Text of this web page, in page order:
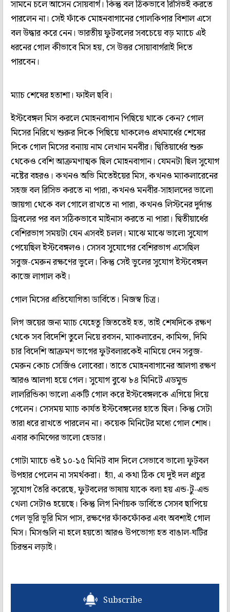
সামনে চলে আসেন সোয়বার্গ। কিন্তু বল ঠিকভাবে রিসিভই করতে
পারলেন না। সেই ফাঁকে মোহনবাগানের গোলকিপার বিশাল এসে
বল উদ্ধার করে নেন। ভারতীয় ফুটবলের সবচেয়ে বড় ম্যাচে এই
ধরনের গোল কীভাবে মিস হয়, সে উত্তর সোয়াবার্গরাই দিতে
পারবেন।
ম্যাচ শেষের হতাশা। ফাইল ছবি।
ইস্টবেঙ্গল মিস করলে মোহনবাগান পিছিয়ে থাকে কেন? গোল
মিসের নিরিখে শুরুর দিকে পিছিয়ে থাকলেও প্রথমার্ধের শেষের
দিকে গোল মিসের বন্যায় নাম লেখান মনবীর। দ্বিতিয়ার্ধের শুরু
থেকেও বেশি আক্রমণাত্মক ছিল মোহনবাগান। যেমনটা ছিল সুযোগ
নষ্টের বহরও। কখনও অভি মিতেইয়ের মিস, কখনও ম্যাকলারেনের
সহজ বল রিসিভ করতে না পারা, কখনও মনবীর-সাহালদের ভালো
জায়গা থেকে বল গোলে রাখতে না পারা, কখনও লিস্টনের দুর্দান্ত
ড্রিবলের পর বল সঠিকভাবে মাইনাস করতে না পারা। দ্বিতীয়ার্ধের
বেশিরভাগ সময়টা যেন এসবই চলল। মাঝে মাঝে ভালো সুযোগ
পেয়েছিল ইস্টবেঙ্গলও। সেসব সুযোগের বেশিরভাগ এসেছিল
সবুজ-মেরুন রক্ষণের ভুলে। কিন্তু সেই ভুলের সুযোগ ইস্টবেঙ্গল
কাজে লাগাল কই।
গোল মিসের প্রতিযোগিতা ডার্বিতে। নিজস্ব চিত্র।
লিগ জয়ের জন্য ম্যাচ যেহেতু জিততেই হত, তাই শেষদিকে রক্ষণ
থেকে সব বিদেশি তুলে নিয়ে রবসন, ম্যাকলারেন, কামিন্স, দিমি
চার বিদেশি আক্রমণ ভাগের ফুটবলারকেই নামিয়ে দেন সবুজ-
মেরুন কোচ সের্জিও লোবেরা। তাতে মোহনবাগানের আলগা রক্ষণ
আরও আলগা হয়ে গেল। সুযোগ বুঝে ৮৪ মিনিটে এডমুন্ড
লালরিন্ডিকা ভালো একটি গোল করে ইস্টবেঙ্গলকে এগিয়ে দিয়ে
গেলেন। সেসময় ম্যাচ কার্যত ইস্টবেঙ্গলের হাতে ছিল। কিন্তু সেটা
তারা ধরে রাখতে পারলেন না। কয়েক মিনিটের মধ্যে গোল শোধ।
এবার কামিন্সের ভালো হেডার।
গোটা ম্যাচে ওই ১০-১৫ মিনিট বাদ দিলে সেভাবে ভালো ফুটবল
উপহার পেলেন না সমর্থকরা। হ্যাঁ, এ কথা ঠিক যে দুই দল প্রচুর
সুযোগ তৈরি করেছে, ফুটবলের ভাষায় যাকে বলা হয় এন্ড-টু-এন্ড
খেলা সেটাও হয়েছে। কিন্তু লিগ নির্ণায়ক ডার্বিতে সেসব ছাপিয়ে
গেল ভূরি ভূরি মিস পাস, রক্ষণের ফাঁকফোঁকর এবং অবশ্যই গোল
মিস। মিসগুলি না হলে হয়তো আরও উপভোগ্য হত বাঙাল-ঘটির
চিরন্তন লড়াই।
Subscribe